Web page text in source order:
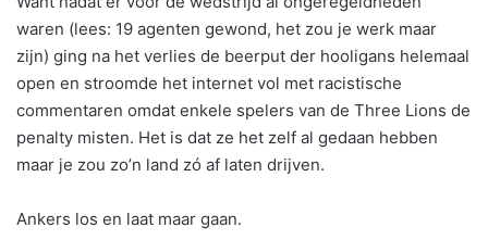
waren (lees: 19 agenten gewond, het zou je werk maar
zijn) ging na het verlies de beerput der hooligans helemaal
open en stroomde het internet vol met racistische
commentaren omdat enkele spelers van de Three Lions de
penalty misten. Het is dat ze het zelf al gedaan hebben
maar je zou zo’n land zó af laten drijven.
Ankers los en laat maar gaan.